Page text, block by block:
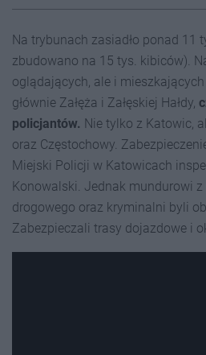
Na trybunach zasiadło ponad 11
zbudowano na 15 tys. kibiców).
oglądających, ale i
głównie Załęża i Załęskiej Hałdy,
policjantów. Nie tylko z Katowic,
oraz Częstochowy.
Miejski Policji w Katowicach
Konowalski. Jednak mundurowi z
drogowego oraz kryminalni byli
Zabezpieczali trasy dojazdowe i